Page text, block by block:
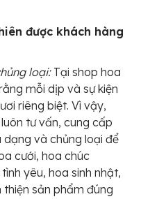
được khách hàng
loại:Tại shop hoa
mỗi dịp và sự kiện
riêng biệt. Vì vậy,
tư vấn, cung cấp
và chủng loại để
cưới, hoa chúc
yêu, hoa sinh nhật,
sản phẩm đúng